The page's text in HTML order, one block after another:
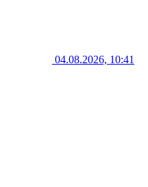
04.08.2026, 10:41